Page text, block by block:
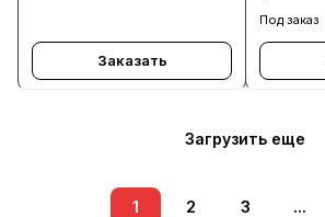
Заказать
Под заказ
Загрузить еще
1 2 3 ...